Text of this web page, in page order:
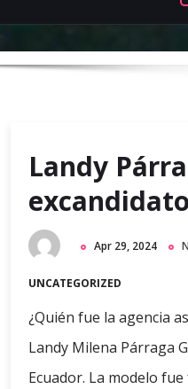
Landy
excandidato
Apr 29, 2024
UNCATEGORIZED
¿Quién fue la agencia
Landy Milena Párraga
Ecuador. La modelo